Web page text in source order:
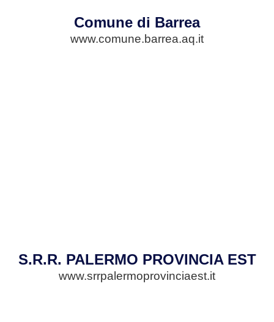
Comune di Barrea
www.comune.barrea.aq.it
S.R.R. PALERMO PROVINCIA EST
www.srrpalermoprovinciaest.it